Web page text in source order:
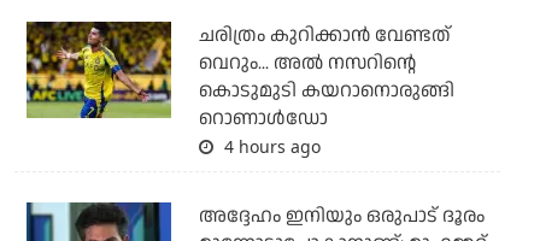
ചരിത്രം കുറിക്കാന്‍ വേണ്ടത്
വെറും... അല്‍ നസറിന്റെ
കൊടുമുടി കയറാനൊരുങ്ങി
റൊണാള്‍ഡോ
4 hours ago
അദ്ദേഹം ഇനിയും ഒരുപാട് ദൂരം